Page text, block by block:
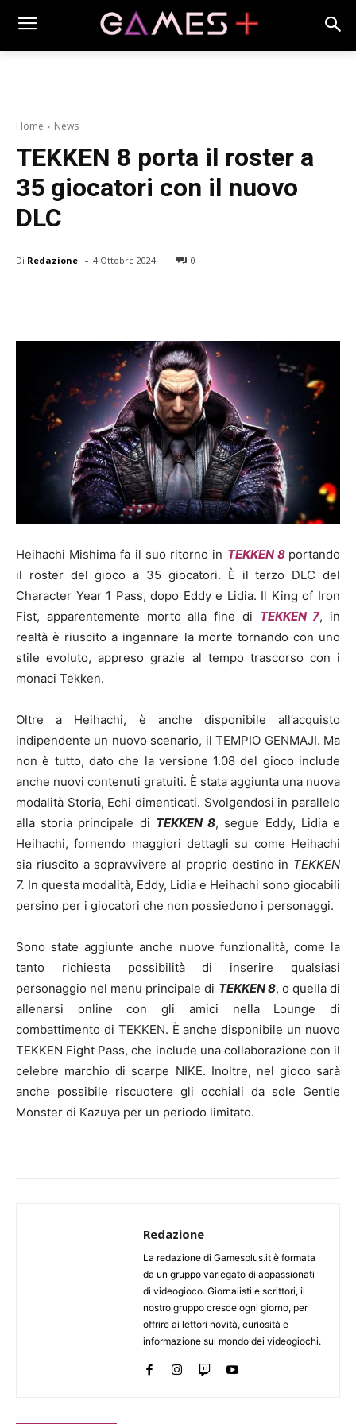
Home News
TEKKEN 8 porta il roster a
35 giocatori con il nuovo
DLC
Di Redazione - 4 Ottobre 2024 0
Heihachi Mishima fa il suo ritorno in TEKKEN 8 portando
il roster del gioco a 35 giocatori. È il terzo DLC del
Character Year 1 Pass, dopo Eddy e Lidia. Il King of Iron
Fist, apparentemente morto alla fine di TEKKEN 7, in
realtà è riuscito a ingannare la morte tornando con uno
stile evoluto, appreso grazie al tempo trascorso con i
monaci Tekken.
Oltre a Heihachi, è anche disponibile all’acquisto
indipendente un nuovo scenario, il TEMPIO GENMAJI. Ma
non è tutto, dato che la versione 1.08 del gioco include
anche nuovi contenuti gratuiti. È stata aggiunta una nuova
modalità Storia, Echi dimenticati. Svolgendosi in parallelo
alla storia principale di TEKKEN 8, segue Eddy, Lidia e
Heihachi, fornendo maggiori dettagli su come Heihachi
sia riuscito a sopravvivere al proprio destino in TEKKEN
7. In questa modalità, Eddy, Lidia e Heihachi sono giocabili
persino per i giocatori che non possiedono i personaggi.
Sono state aggiunte anche nuove funzionalità, come la
tanto richiesta possibilità di inserire qualsiasi
personaggio nel menu principale di TEKKEN 8, o quella di
allenarsi online con gli amici nella Lounge di
combattimento di TEKKEN. È anche disponibile un nuovo
TEKKEN Fight Pass, che include una collaborazione con il
celebre marchio di scarpe NIKE. Inoltre, nel gioco sarà
anche possibile riscuotere gli occhiali da sole Gentle
Monster di Kazuya per un periodo limitato.
Redazione
La redazione di Gamesplus.it è formata
da un gruppo variegato di appassionati
di videogioco. Giornalisti e scrittori, il
nostro gruppo cresce ogni giorno, per
offrire ai lettori novità, curiosità e
informazione sul mondo dei videogiochi.